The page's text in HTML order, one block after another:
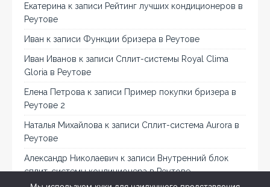
Екатерина к записи Рейтинг лучших кондиционеров в
Реутове
Иван к записи Функции бризера в Реутове
Иван Иванов к записи Сплит-системы Royal Clima
Gloria в Реутове
Елена Петрова к записи Пример покупки бризера в
Реутове 2
Наталья Михайлова к записи Сплит-система Aurora в
Реутове
Александр Николаевич к записи Внутренний блок
сплит-системы кондиционера в Реутове